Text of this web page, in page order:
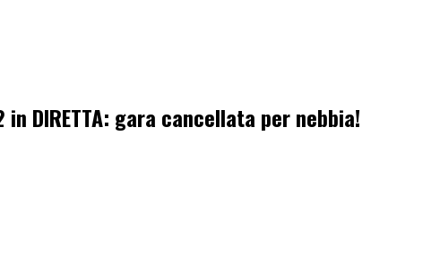
in DIRETTA: gara cancellata per nebbia!